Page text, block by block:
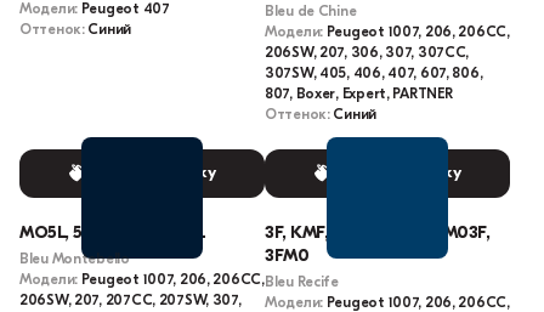
Модели: Peugeot 407
Оттенок: Синий
Выбрать краску
Bleu de Chine
Модели: Peugeot 1007, 206, 206CC,
206SW, 207, 306, 307, 307CC,
307SW, 405, 406, 407, 607, 806,
807, Boxer, Expert, PARTNER
Оттенок: Синий
Выбрать краску
MO5L, 5LM0, M05L, KPL
Bleu Montebello
Модели: Peugeot 1007, 206, 206CC,
206SW, 207, 207CC, 207SW, 307,
3F, KMF, KMFC, KMFD, M03F,
3FM0
Bleu Recife
Модели: Peugeot 1007, 206, 206CC,